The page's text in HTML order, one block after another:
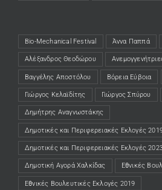
Bio-Mechanical Festival Άννα Παππά
Αλέξανδρος Θεοδώρου
Βαγγέλης Αποστόλου Βόρεια Εύβοια
Γιώργος Κελαϊδίτης Γιώργος Σπύρου
Δημήτρης Αναγνωστάκης
Δημοτικές και Περιφερειακές Εκλογές
Δημοτικές και Περιφερειακές Εκλογές
Δημοτική Αγορά Χαλκίδας Εθνικές
Εθνικές Βουλευτικές Εκλογές 2019